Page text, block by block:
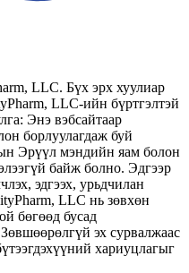
LLC. Бүх эрх хуулиар
LLC-ийн бүртгэлтэй
Энэ вэбсайтаар
борлуулагдаж буй
Эрүүл мэндийн яам болон
байж болно. Эдгээр
эдгээх, урьдчилан
LLC нь зөвхөн
бөгөөд бусад
эх сурвалжаас
хариуцлагыг